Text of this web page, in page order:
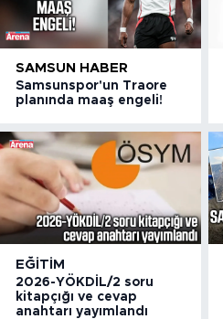
SAMSUN HABER
Samsunspor'un Traore
planında maaş engeli!
EĞITIM
2026-YÖKDİL/2 soru
kitapçığı ve cevap
anahtarı yayımlandı